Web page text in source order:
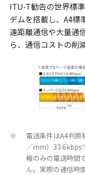
ITU-T勧告の世界標
デムを搭載し、A4標
遠距離通信や大量通
ら、通信コストの削
※
電送条件はA4判
／mm）33.6kbps
報のみの電送時間
ん。実際の通信時